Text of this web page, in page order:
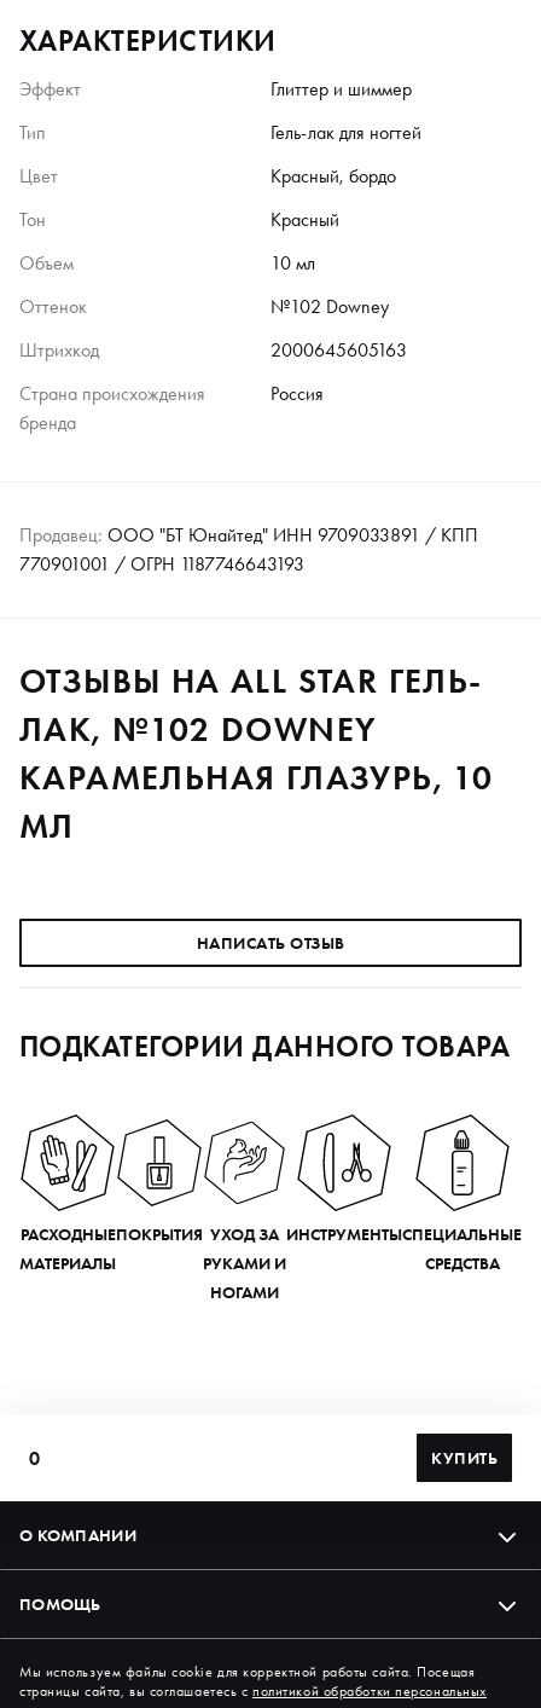
ХАРАКТЕРИСТИКИ
Эффект
Глиттер и шиммер
Тип
Гель-лак для ногтей
Цвет
Красный, бордо
Тон
Красный
Объем
10 мл
Оттенок
№102 Downey
Штрихкод
2000645605163
Страна происхождения
бренда
Россия
Продавец: ООО "БТ Юнайтед" ИНН 9709033891 / КПП
770901001 / ОГРН 1187746643193
ОТЗЫВЫ НА ALL STAR ГЕЛЬ-
ЛАК, №102 DOWNEY
КАРАМЕЛЬНАЯ ГЛАЗУРЬ, 10
МЛ
НАПИСАТЬ ОТЗЫВ
ПОДКАТЕГОРИИ ДАННОГО ТОВАРА
РАСХОДНЫЕ
МАТЕРИАЛЫ
ПОКРЫТИЯ УХОД ЗА
РУКАМИ И
НОГАМИ
ИНСТРУМЕНТЫСПЕЦИАЛЬНЫЕ
СРЕДСТВА
0 КУПИТЬ
О КОМПАНИИ
ПОМОЩЬ
Подпишись на нас в соцсетях
Мы используем файлы cookie для корректной работы сайта. Посещая
страницы сайта, вы соглашаетесь сполитикой обработки персональных